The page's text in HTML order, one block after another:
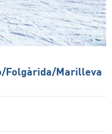
​Folgàrida/​Marilleva